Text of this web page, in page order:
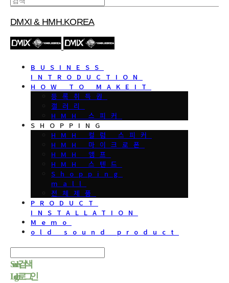
DMXI & HMH.KOREA
BUSINESS
INTRODUCTION
HOW TO MAKEIT
등록취득권
갤러리
HMH 스피커
SHOPPING
HMH 컬럼 스피커
HMH 마이크로폰
HMH 앰프
HMH 스텐드
Shopping
mall
전체제품
PRODUCT
INSTALLATION
Memo
old sound product
Search검색
Log In로그인